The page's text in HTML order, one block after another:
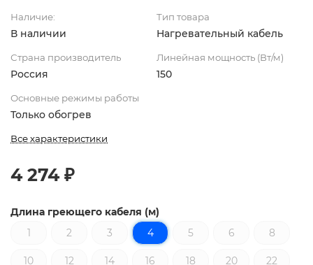
Наличие:
В наличии
Тип товара
Нагревательный кабель
Страна производитель
Россия
Линейная мощность (Вт/м)
150
Основные режимы работы
Только обогрев
Все характеристики
4 274 ₽
Длина греющего кабеля (м)
1
2 3 4 5 6 8
10 12 14 16 18 20 22